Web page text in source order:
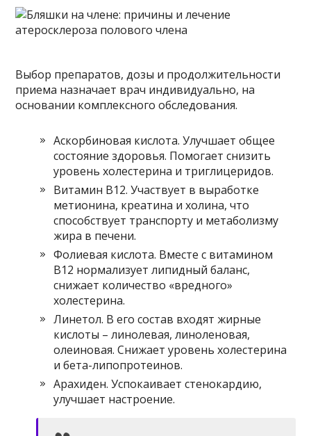
Выбор препаратов, дозы и продолжительности
приема назначает врач индивидуально, на
основании комплексного обследования.
Аскорбиновая кислота. Улучшает общее
состояние здоровья. Помогает снизить
уровень холестерина и триглицеридов.
Витамин В12. Участвует в выработке
метионина, креатина и холина, что
способствует транспорту и метаболизму
жира в печени.
Фолиевая кислота. Вместе с витамином
В12 нормализует липидный баланс,
снижает количество «вредного»
холестерина.
Линетол. В его состав входят жирные
кислоты – линолевая, линоленовая,
олеиновая. Снижает уровень холестерина
и бета-липопротеинов.
Арахиден. Успокаивает стенокардию,
улучшает настроение.